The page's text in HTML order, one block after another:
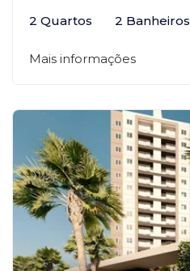
2 Quartos 2 Banheiros
Mais informações